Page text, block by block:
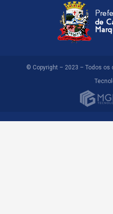
© Copyright – 2023 – Todos os